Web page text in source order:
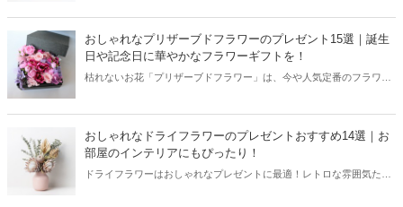
のフラワーギフトであるハーバリウムのおすすめを、予算ごとに分け
てそれぞれご紹介します。ハーバリウムを使用した雑貨やギフトセッ
トもありますよ。
おしゃれなプリザーブドフラワーのプレゼント15選｜誕生
日や記念日に華やかなフラワーギフトを！
枯れないお花「プリザーブドフラワー」は、今や人気定番のフラワー
敬老の日などさまざまなお祝いシーンにぴったりなプリザーブドフラ
ワーを集めました。記憶に残るアレンジメントもあるのでプレゼント
選びの参考にしてみてください。
おしゃれなドライフラワーのプレゼントおすすめ14選｜お
部屋のインテリアにもぴったり！
ドライフラワーはおしゃれなプレゼントに最適！レトロな雰囲気たっ